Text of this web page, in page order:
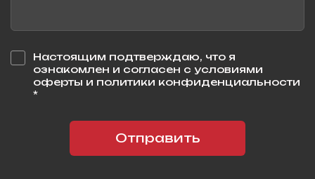
Настоящим подтверждаю, что я
ознакомлен и согласен с условиями
оферты и политики конфиденциальности
*
Отправить